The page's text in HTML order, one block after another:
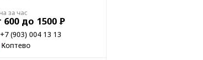
за час
600 до 1500 Р
Коптево
+7 (903) 004 13 13